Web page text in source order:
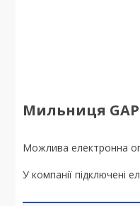
Мильниця
У компанії підключені